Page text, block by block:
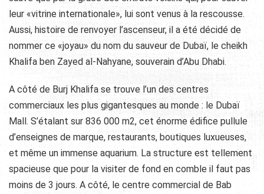
leur «vitrine internationale», lui sont venus à la rescousse.
Aussi, histoire de renvoyer l’ascenseur, il a été décidé de
nommer ce «joyau» du nom du sauveur de Dubaï, le cheikh
Khalifa ben Zayed al-Nahyane, souverain d’Abu Dhabi.
A côté de Burj Khalifa se trouve l’un des centres
commerciaux les plus gigantesques au monde : le Dubaï
Mall. S’étalant sur 836 000 m2, cet énorme édifice pullule
d’enseignes de marque, restaurants, boutiques luxueuses,
et même un immense aquarium. La structure est tellement
spacieuse que pour la visiter de fond en comble il faut pas
moins de 3 jours. A côté, le centre commercial de Bab